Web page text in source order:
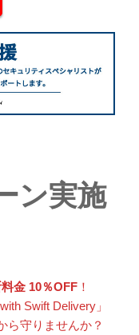
ン実施
金 10％OFF ！
Swift Delivery」
ら守りませんか？